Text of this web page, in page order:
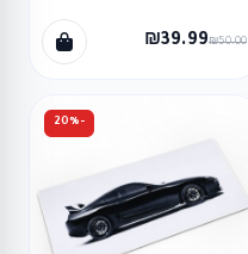
₪39.99₪50.00
-20%